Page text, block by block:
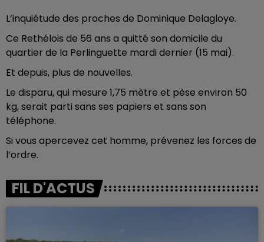
L’inquiétude des proches de Dominique Delagloye.
Ce Rethélois de 56 ans a quitté son domicile du
quartier de la Perlinguette mardi dernier (15 mai).
Et depuis, plus de nouvelles.
Le disparu, qui mesure 1,75 mètre et pèse environ 50
kg, serait parti sans ses papiers et sans son
téléphone.
Si vous apercevez cet homme, prévenez les forces de
l’ordre.
FIL D'ACTUS